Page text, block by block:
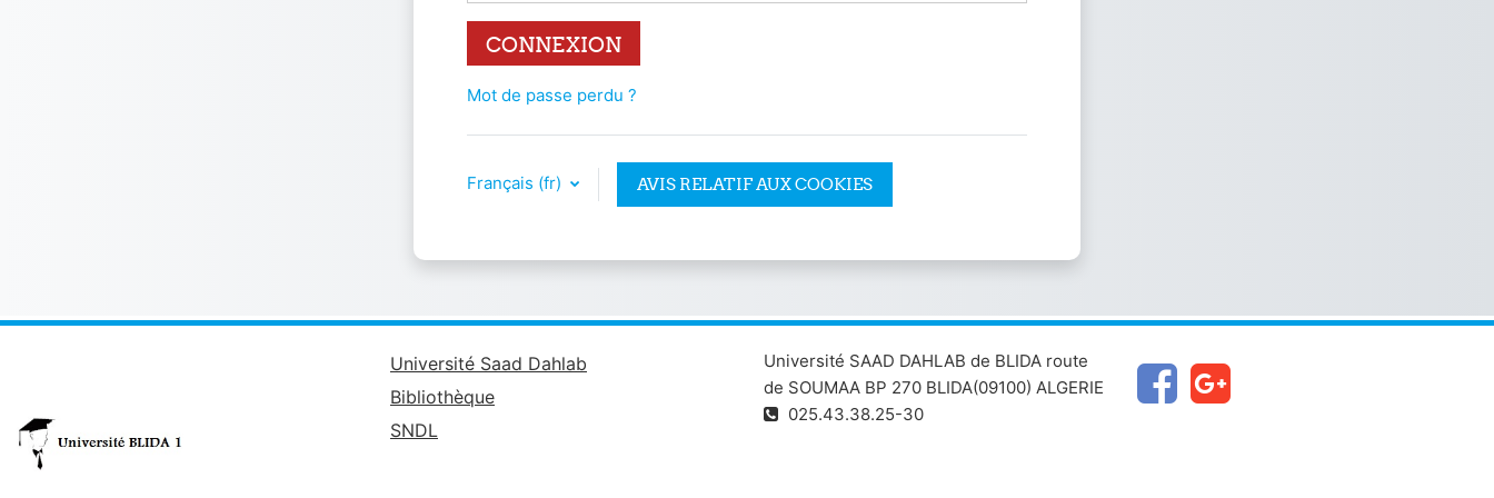
CONNEXION
Mot de passe perdu ?
Français ‎(fr)‎ AVIS RELATIF AUX COOKIES
Université Saad Dahlab
Bibliothèque
SNDL
Université SAAD DAHLAB de BLIDA route
de SOUMAA BP 270 BLIDA(09100) ALGERIE
025.43.38.25-30